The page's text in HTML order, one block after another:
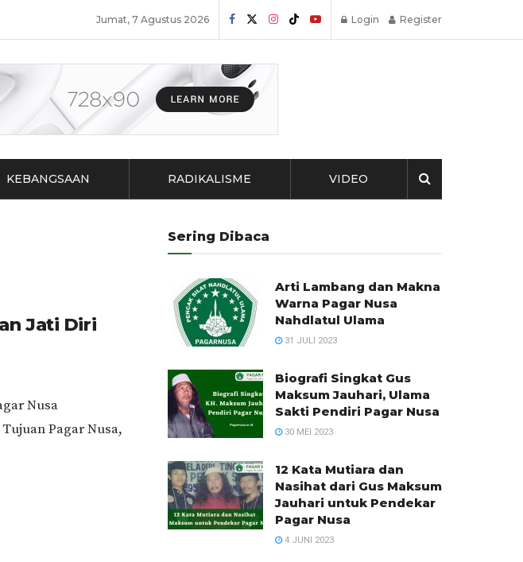
Jumat, 7 Agustus 2026 Login Register
KEBANGSAAN RADIKALISME VIDEO
Jati Diri
Nusa
Pagar Nusa,
Sering Dibaca
Arti Lambang dan Makna
Warna Pagar Nusa
Nahdlatul Ulama
31 JULI 2023
Biografi Singkat Gus
Maksum Jauhari, Ulama
Sakti Pendiri Pagar Nusa
30 MEI 2023
12 Kata Mutiara dan
Nasihat dari Gus Maksum
Jauhari untuk Pendekar
Pagar Nusa
4 JUNI 2023